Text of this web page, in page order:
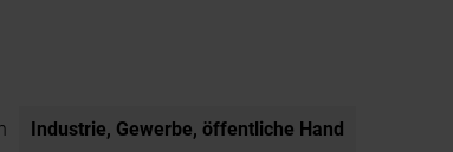
Industrie, Gewerbe, öffentliche Hand